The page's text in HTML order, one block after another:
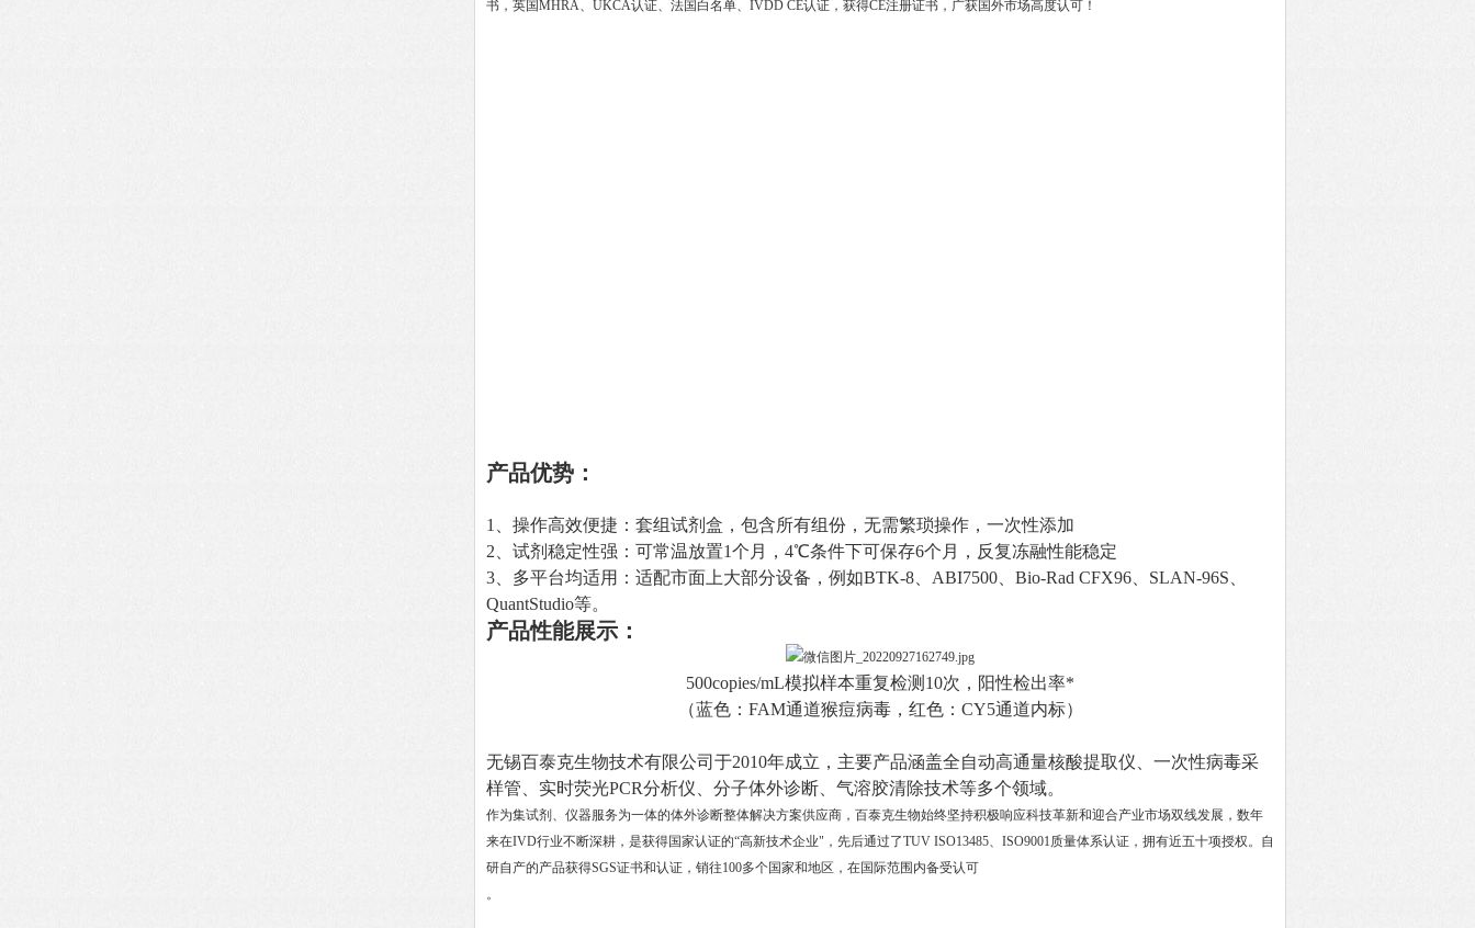
书，英国MHRA、UKCA认证、法国白名单、IVDD CE认证，获得CE注册证书，广获国外市场高度认可！
产品优势：
1、操作高效便捷：套组试剂盒，包含所有组份，无需繁琐操作，一次性添加
2、试剂稳定性强：可常温放置1个月，4℃条件下可保存6个月，反复冻融性能稳定
3、多平台均适用：适配市面上大部分设备，例如BTK-8、ABI7500、Bio-Rad CFX96、SLAN-96S、
QuantStudio等。
产品性能展示：
500copies/mL模拟样本重复检测10次，阳性检出率*
（蓝色：FAM通道猴痘病毒，红色：CY5通道内标）
无锡百泰克生物技术有限公司于2010年成立，主要产品涵盖全自动高通量核酸提取仪、一次性病毒采
样管、实时荧光PCR分析仪、分子体外诊断、气溶胶清除技术等多个领域。
作为集试剂、仪器服务为一体的体外诊断整体解决方案供应商，百泰克生物始终坚持积极响应科技革新和迎合产业市场双线发展，数年
来在IVD行业不断深耕，是获得国家认证的“高新技术企业"，先后通过了TUV ISO13485、ISO9001质量体系认证，拥有近五十项授权。自
研自产的产品获得SGS证书和认证，销往100多个国家和地区，在国际范围内备受认可
。